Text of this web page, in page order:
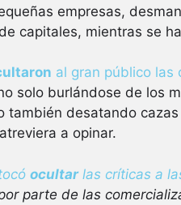
empresas,
capitales, mientras se
al gran público las
solo burlándose de los
también desatando
a opinar.
ocultarlas críticas a
parte de las